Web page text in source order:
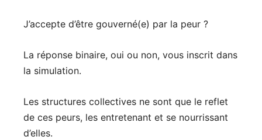
J’accepte d’être gouverné(e) par la peur ?
La réponse binaire, oui ou non, vous inscrit dans
la simulation.
Les structures collectives ne sont que le reflet
de ces peurs, les entretenant et se nourrissant
d’elles.